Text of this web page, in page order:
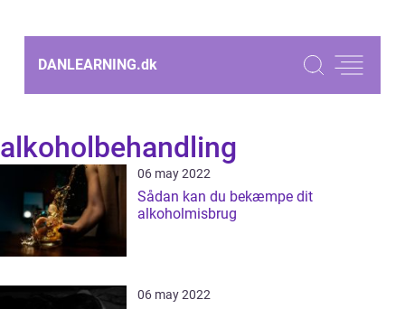
DANLEARNING.dk
alkoholbehandling
06 may 2022
Sådan kan du bekæmpe dit
alkoholmisbrug
06 may 2022